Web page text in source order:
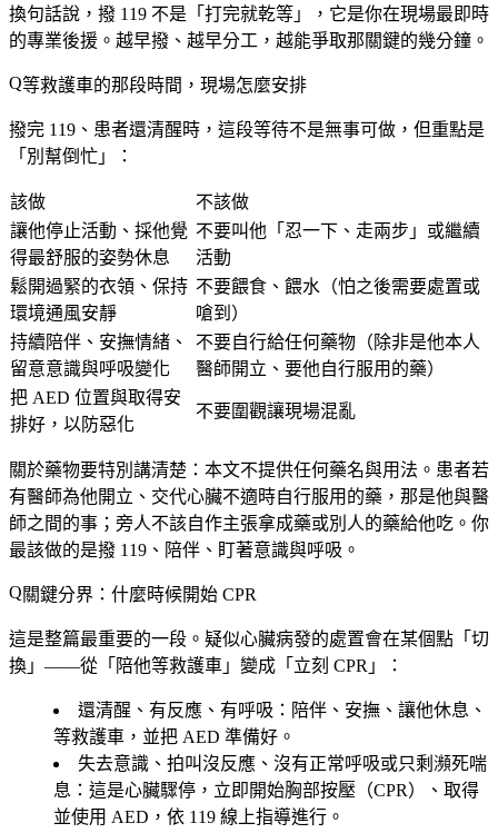
換句話說，撥 119 不是「打完就乾等」，它是你在現場最即時
的專業後援。越早撥、越早分工，越能爭取那關鍵的幾分鐘。
等救護車的那段時間，現場怎麼安排
撥完 119、患者還清醒時，這段等待不是無事可做，但重點是
「別幫倒忙」：
該做
不該做
讓他停止活動、採他覺
得最舒服的姿勢休息
不要叫他「忍一下、走兩步」或繼續
活動
鬆開過緊的衣領、保持
環境通風安靜
不要餵食、餵水（怕之後需要處置或
嗆到）
持續陪伴、安撫情緒、
留意意識與呼吸變化
不要自行給任何藥物（除非是他本人
醫師開立、要他自行服用的藥）
把 AED 位置與取得安
排好，以防惡化
不要圍觀讓現場混亂
關於藥物要特別講清楚： 本文不提供任何藥名與用法 。患者若
有醫師為他開立、交代心臟不適時自行服用的藥，那是他與醫
師之間的事；旁人不該自作主張拿成藥或別人的藥給他吃。你
最該做的是撥 119、陪伴、盯著意識與呼吸。
關鍵分界：什麼時候開始 CPR
這是整篇最重要的一段。疑似心臟病發的處置會在某個點「切
換」——從「陪他等救護車」變成「立刻 CPR」：
還清醒、有反應、有呼吸 ：陪伴、安撫、讓他休息、
等救護車，並把 AED 準備好。
失去意識、拍叫沒反應、沒有正常呼吸或只剩瀕死喘
息 ：這是心臟驟停， 立即開始胸部按壓（CPR）、取得
並使用 AED ，依 119 線上指導進行。